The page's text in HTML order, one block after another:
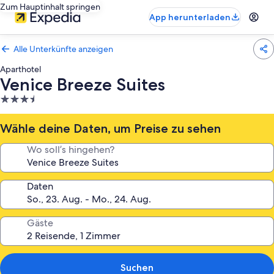
Zum Hauptinhalt springen
App herunterladen
Alle Unterkünfte anzeigen
Aparthotel
Venice Breeze Suites
3.5-
Sterne-
Unterkunft
Wähle deine Daten, um Preise zu sehen
Wo soll’s hingehen?
Daten
Gäste
Suchen